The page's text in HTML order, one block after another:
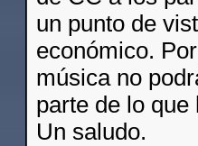
un punto de
económico.
música no
parte de lo que
Un saludo.